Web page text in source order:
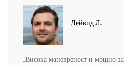
Дейвид Л.
„Висока маневреност и мощно